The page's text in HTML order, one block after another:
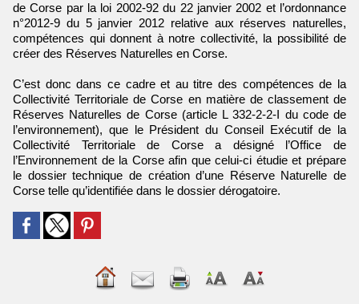
de Corse par la loi 2002-92 du 22 janvier 2002 et l’ordonnance
n°2012-9 du 5 janvier 2012 relative aux réserves naturelles,
compétences qui donnent à notre collectivité, la possibilité de
créer des Réserves Naturelles en Corse.
C’est donc dans ce cadre et au titre des compétences de la
Collectivité Territoriale de Corse en matière de classement de
Réserves Naturelles de Corse (article L 332-2-2-I du code de
l’environnement), que le Président du Conseil Exécutif de la
Collectivité Territoriale de Corse a désigné l’Office de
l’Environnement de la Corse afin que celui-ci étudie et prépare
le dossier technique de création d’une Réserve Naturelle de
Corse telle qu’identifiée dans le dossier dérogatoire.